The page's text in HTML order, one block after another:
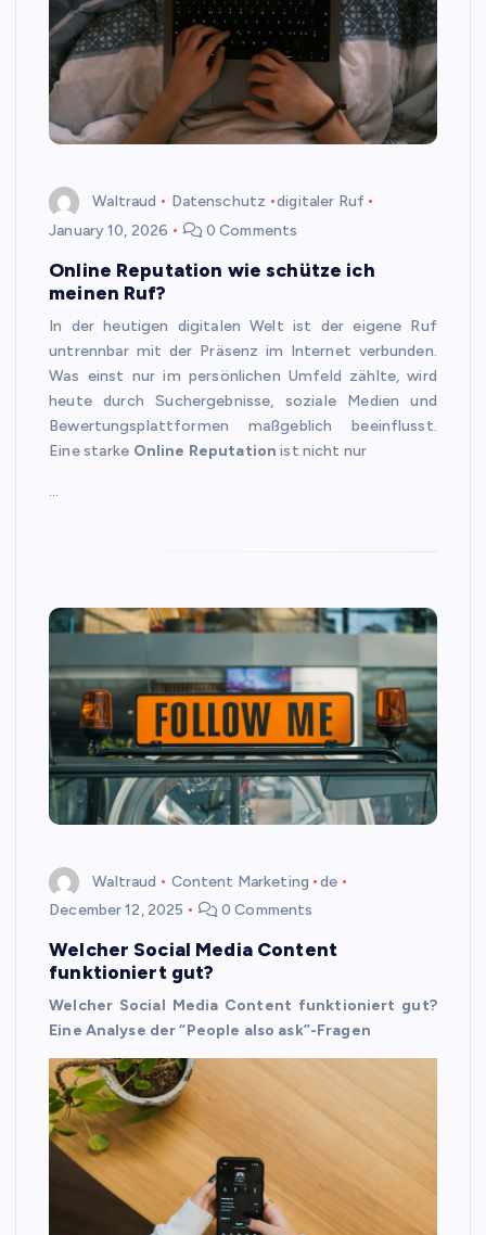
Waltraud Datenschutz
digitaler Ruf
January 10, 2026
0 Comments
Online Reputation wie schütze ich
meinen Ruf?
In der heutigen digitalen Welt ist der eigene Ruf
untrennbar mit der Präsenz im Internet verbunden.
Was einst nur im persönlichen Umfeld zählte, wird
heute durch Suchergebnisse, soziale Medien und
Bewertungsplattformen maßgeblich beeinflusst.
Eine starke Online Reputation ist nicht nur
…
Waltraud Content Marketing
de
December 12, 2025
0 Comments
Welcher Social Media Content
funktioniert gut?
Welcher Social Media Content funktioniert gut?
Eine Analyse der “People also ask”-Fragen